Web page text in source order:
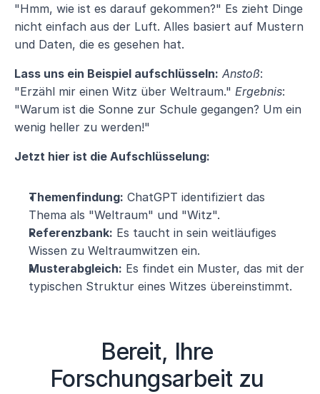
"Hmm, wie ist es darauf gekommen?" Es zieht Dinge
nicht einfach aus der Luft. Alles basiert auf Mustern
und Daten, die es gesehen hat.
Lass uns ein Beispiel aufschlüsseln: Anstoß:
"Erzähl mir einen Witz über Weltraum." Ergebnis:
"Warum ist die Sonne zur Schule gegangen? Um ein
wenig heller zu werden!"
Jetzt hier ist die Aufschlüsselung:
Themenfindung: ChatGPT identifiziert das
Thema als "Weltraum" und "Witz".
Referenzbank: Es taucht in sein weitläufiges
Wissen zu Weltraumwitzen ein.
Musterabgleich: Es findet ein Muster, das mit der
typischen Struktur eines Witzes übereinstimmt.
Bereit, Ihre
Forschungsarbeit zu